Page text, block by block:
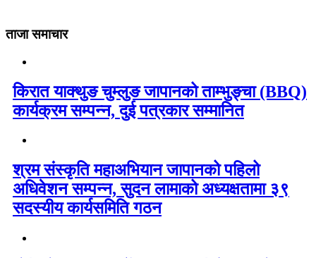
ताजा समाचार
किरात याक्थुङ चुम्लुङ जापानको ताम्भुङ्चा (BBQ)
कार्यक्रम सम्पन्न, दुई पत्रकार सम्मानित
श्रम संस्कृति महाअभियान जापानको पहिलो
अधिवेशन सम्पन्न, सुदन लामाको अध्यक्षतामा ३९
सदस्यीय कार्यसमिति गठन